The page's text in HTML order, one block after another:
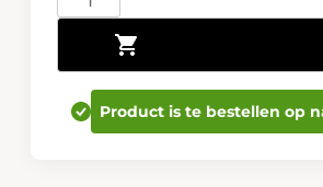
&
Crosstar
e:HEV
lichtmetalen
velg
Toevoegen aan
Product is te bestellen op